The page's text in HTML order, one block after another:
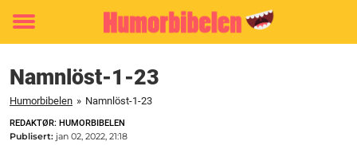
Toggle
Namnlöst-1-23
Humorbibelen » Namnlöst-1-23
REDAKTØR: HUMORBIBELEN
Publisert: jan 02, 2022, 21:18